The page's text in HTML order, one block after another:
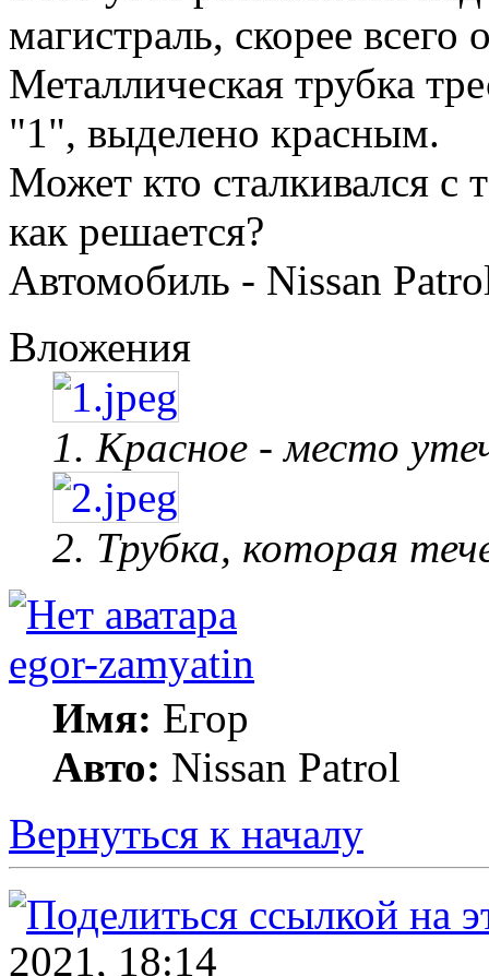
магистраль, скорее всего
Металлическая трубка
"1", выделено красным.
Может кто сталкивался с
как решается?
Автомобиль - Nissan
Вложения
1. Красное - место
2. Трубка, которая
egor-zamyatin
Имя: Егор
Авто: Nissan Patrol
Вернуться к началу
2021, 18:14